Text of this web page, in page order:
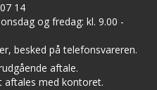
14
og fredag: kl. 9.00 -
besked på telefonsvareren.
aftale.
aftales med kontoret.